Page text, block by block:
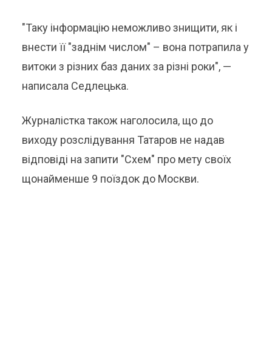
"Таку інформацію неможливо знищити, як і
внести її "заднім числом" – вона потрапила у
витоки з різних баз даних за різні роки", —
написала Седлецька.
Журналістка також наголосила, що до
виходу розслідування Татаров не надав
відповіді на запити "Схем" про мету своїх
щонайменше 9 поїздок до Москви.